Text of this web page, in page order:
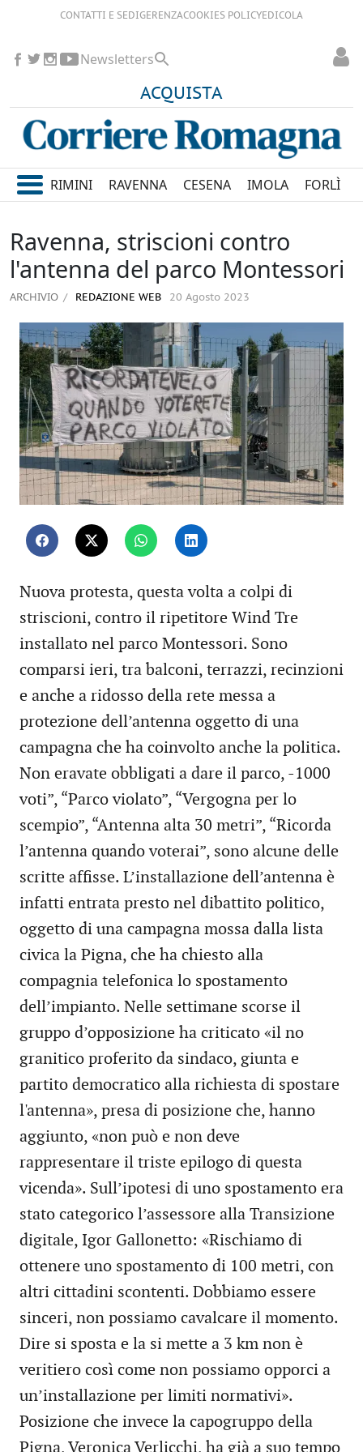
CONTATTI E SEDIGERENZACOOKIES POLICYEDICOLA
ACQUISTA
Newsletters
RIMINI RAVENNA CESENA IMOLA FORLÌ
Ravenna, striscioni contro
l'antenna del parco Montessori
ARCHIVIO REDAZIONE WEB 20 Agosto 2023
Nuova protesta, questa volta a colpi di
striscioni, contro il ripetitore Wind Tre
installato nel parco Montessori. Sono
comparsi ieri, tra balconi, terrazzi, recinzioni
e anche a ridosso della rete messa a
protezione dell’antenna oggetto di una
campagna che ha coinvolto anche la politica.
Non eravate obbligati a dare il parco, -1000
voti”, “Parco violato”, “Vergogna per lo
scempio”, “Antenna alta 30 metri”, “Ricorda
l’antenna quando voterai”, sono alcune delle
scritte affisse. L’installazione dell’antenna è
infatti entrata presto nel dibattito politico,
oggetto di una campagna mossa dalla lista
civica la Pigna, che ha chiesto alla
compagnia telefonica lo spostamento
dell’impianto. Nelle settimane scorse il
gruppo d’opposizione ha criticato «il no
granitico proferito da sindaco, giunta e
partito democratico alla richiesta di spostare
l'antenna», presa di posizione che, hanno
aggiunto, «non può e non deve
rappresentare il triste epilogo di questa
vicenda». Sull’ipotesi di uno spostamento era
stato categorico l’assessore alla Transizione
digitale, Igor Gallonetto: «Rischiamo di
ottenere uno spostamento di 100 metri, con
altri cittadini scontenti. Dobbiamo essere
sinceri, non possiamo cavalcare il momento.
Dire si sposta e la si mette a 3 km non è
veritiero così come non possiamo opporci a
un’installazione per limiti normativi».
Posizione che invece la capogruppo della